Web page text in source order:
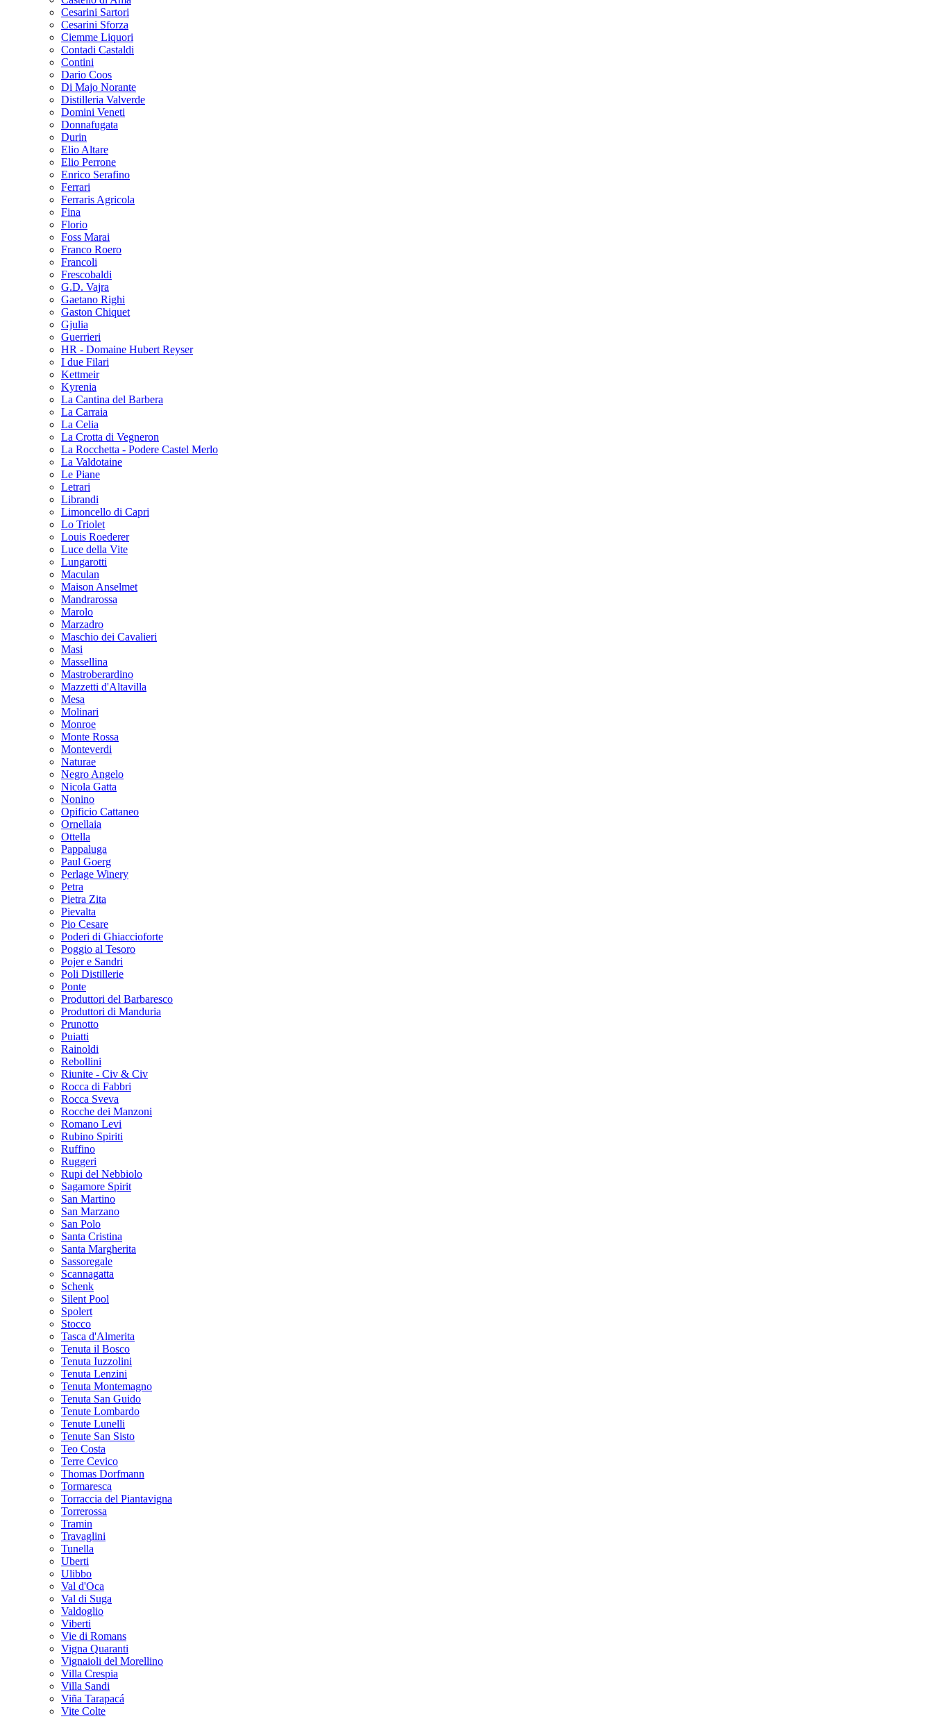
Cesarini Sartori
Cesarini Sforza
Ciemme Liquori
Contadi Castaldi
Contini
Dario Coos
Di Majo Norante
Distilleria Valverde
Domini Veneti
Donnafugata
Durin
Elio Altare
Elio Perrone
Enrico Serafino
Ferrari
Ferraris Agricola
Fina
Florio
Foss Marai
Franco Roero
Francoli
Frescobaldi
G.D. Vajra
Gaetano Righi
Gaston Chiquet
Gjulia
Guerrieri
HR - Domaine Hubert Reyser
I due Filari
Kettmeir
Kyrenia
La Cantina del Barbera
La Carraia
La Celia
La Crotta di Vegneron
La Rocchetta - Podere Castel Merlo
La Valdotaine
Le Piane
Letrari
Librandi
Limoncello di Capri
Lo Triolet
Louis Roederer
Luce della Vite
Lungarotti
Maculan
Maison Anselmet
Mandrarossa
Marolo
Marzadro
Maschio dei Cavalieri
Masi
Massellina
Mastroberardino
Mazzetti d'Altavilla
Mesa
Molinari
Monroe
Monte Rossa
Monteverdi
Naturae
Negro Angelo
Nicola Gatta
Nonino
Opificio Cattaneo
Ornellaia
Ottella
Pappaluga
Paul Goerg
Perlage Winery
Petra
Pietra Zita
Pievalta
Pio Cesare
Poderi di Ghiaccioforte
Poggio al Tesoro
Pojer e Sandri
Poli Distillerie
Ponte
Produttori del Barbaresco
Produttori di Manduria
Prunotto
Puiatti
Rainoldi
Rebollini
Riunite - Civ & Civ
Rocca di Fabbri
Rocca Sveva
Rocche dei Manzoni
Romano Levi
Rubino Spiriti
Ruffino
Ruggeri
Rupi del Nebbiolo
Sagamore Spirit
San Martino
San Marzano
San Polo
Santa Cristina
Santa Margherita
Sassoregale
Scannagatta
Schenk
Silent Pool
Spolert
Stocco
Tasca d'Almerita
Tenuta il Bosco
Tenuta Iuzzolini
Tenuta Lenzini
Tenuta Montemagno
Tenuta San Guido
Tenute Lombardo
Tenute Lunelli
Tenute San Sisto
Teo Costa
Terre Cevico
Thomas Dorfmann
Tormaresca
Torraccia del Piantavigna
Torrerossa
Tramin
Travaglini
Tunella
Uberti
Ulibbo
Val d'Oca
Val di Suga
Valdoglio
Viberti
Vie di Romans
Vigna Quaranti
Vignaioli del Morellino
Villa Crespia
Villa Sandi
Viña Tarapacá
Vite Colte